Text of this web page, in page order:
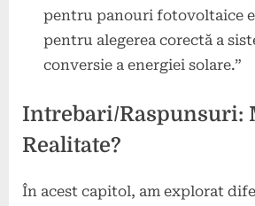
pentru panouri fotovoltaice
pentru alegerea corectă a
conversie a energiei solare.”
Intrebari/Raspunsuri:
Realitate?
În acest capitol, am explorat